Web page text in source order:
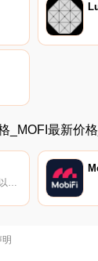
_MOFI最新价